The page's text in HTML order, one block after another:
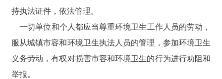
持执法证件，依法管理。
一切单位和个人都应当尊重环境卫生工作人员的劳动，
服从城镇市容和环境卫生执法人员的管理，参加环境卫生
义务劳动，有权对损害市容和环境卫生的行为进行劝阻和
举报。